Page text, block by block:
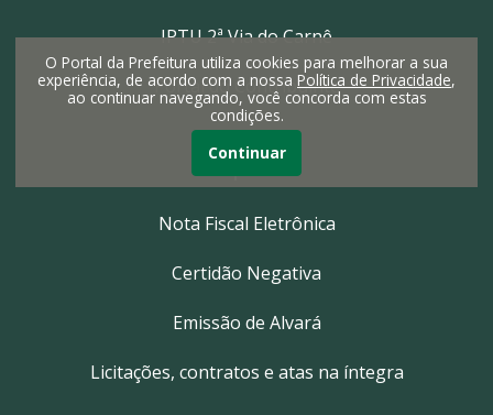
IPTU 2ª Via do Carnê
Portal do Contribuinte
Nota Fiscal Eletrônica
Certidão Negativa
Emissão de Alvará
Licitações, contratos e atas na íntegra
O Portal da Prefeitura utiliza cookies para melhorar a sua
experiência, de acordo com a nossa Política de Privacidade,
ao continuar navegando, você concorda com estas
condições.
Continuar